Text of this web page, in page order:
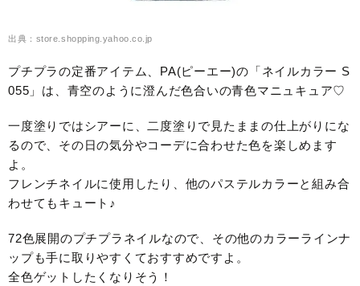
出典：store.shopping.yahoo.co.jp
プチプラの定番アイテム、PA(ピーエー)の「ネイルカラー S
055」は、青空のように澄んだ色合いの青色マニュキュア♡
一度塗りではシアーに、二度塗りで見たままの仕上がりにな
るので、その日の気分やコーデに合わせた色を楽しめます
よ。
フレンチネイルに使用したり、他のパステルカラーと組み合
わせてもキュート♪
72色展開のプチプラネイルなので、その他のカラーラインナ
ップも手に取りやすくておすすめですよ。
全色ゲットしたくなりそう！